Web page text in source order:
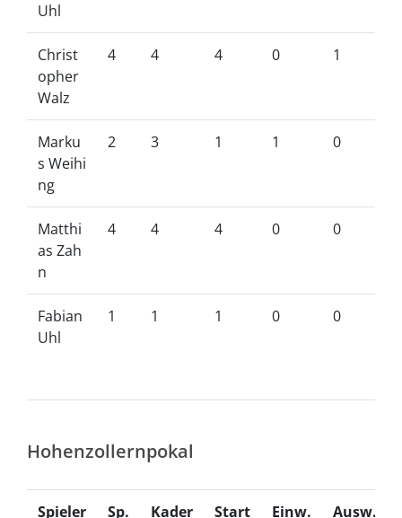
Uhl
Christ
opher
Walz
4 4 4 0 1
Marku
s Weihi
ng
2 3 1 1 0
Matthi
as Zah
n
4 4 4 0 0
Fabian
Uhl
1 1 1 0 0
Hohenzollernpokal
Spieler Sp. Kader Start Einw. Ausw.